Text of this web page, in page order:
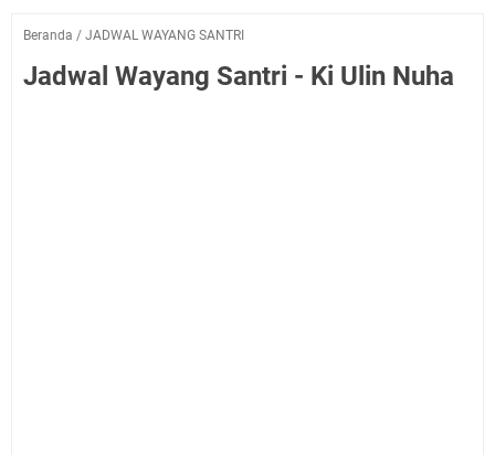
Beranda / JADWAL WAYANG SANTRI
Jadwal Wayang Santri - Ki Ulin Nuha